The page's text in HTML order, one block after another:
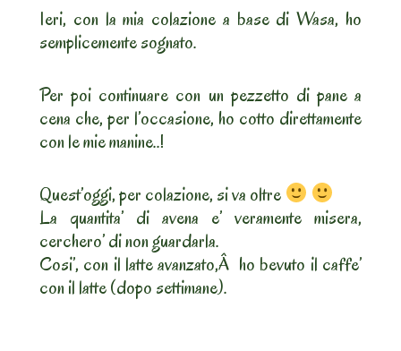
Ieri, con la mia colazione a base di Wasa, ho
semplicemente sognato.
Per poi continuare con un pezzetto di pane a
cena che, per l’occasione, ho cotto direttamente
con le mie manine..!
Quest’oggi, per colazione, si va oltre
La quantita’ di avena e’ veramente misera,
cerchero’ di non guardarla.
Cosi’, con il latte avanzato,Â ho bevuto il caffe’
con il latte (dopo settimane).